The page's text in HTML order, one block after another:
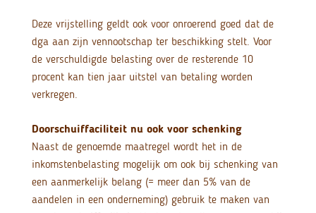
Deze vrijstelling geldt ook voor onroerend goed dat de
dga aan zijn vennootschap ter beschikking stelt. Voor
de verschuldigde belasting over de resterende 10
procent kan tien jaar uitstel van betaling worden
verkregen.
Doorschuiffaciliteit nu ook voor schenking
Naast de genoemde maatregel wordt het in de
inkomstenbelasting mogelijk om ook bij schenking van
een aanmerkelijk belang (= meer dan 5% van de
aandelen in een onderneming) gebruik te maken van